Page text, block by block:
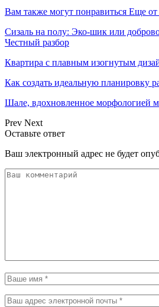
Вам также могут понравиться Еще от
Сизаль на полу: Эко-шик или
Честный разбор
Квартира с плавным изогнутым
Как создать идеальную планировку
Шале, вдохновленное морфологией
Prev Next
Оставьте ответ
Ваш электронный адрес не будет